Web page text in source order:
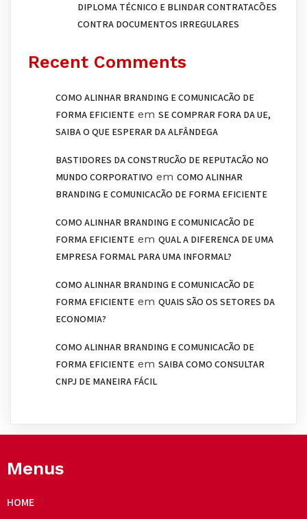
DIPLOMA TÉCNICO E BLINDAR CONTRATAÇÕES
CONTRA DOCUMENTOS IRREGULARES
Recent Comments
COMO ALINHAR BRANDING E COMUNICAÇÃO DE
FORMA EFICIENTE em SE COMPRAR FORA DA UE,
SAIBA O QUE ESPERAR DA ALFÂNDEGA
BASTIDORES DA CONSTRUÇÃO DE REPUTAÇÃO NO
MUNDO CORPORATIVO em COMO ALINHAR
BRANDING E COMUNICAÇÃO DE FORMA EFICIENTE
COMO ALINHAR BRANDING E COMUNICAÇÃO DE
FORMA EFICIENTE em QUAL A DIFERENÇA DE UMA
EMPRESA FORMAL PARA UMA INFORMAL?
COMO ALINHAR BRANDING E COMUNICAÇÃO DE
FORMA EFICIENTE em QUAIS SÃO OS SETORES DA
ECONOMIA?
COMO ALINHAR BRANDING E COMUNICAÇÃO DE
FORMA EFICIENTE em SAIBA COMO CONSULTAR
CNPJ DE MANEIRA FÁCIL
Menus
HOME